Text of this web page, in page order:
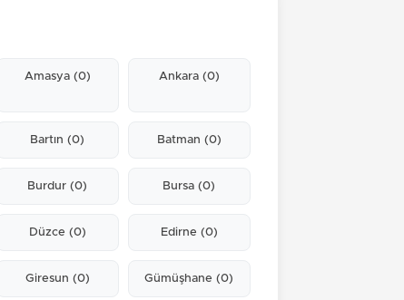
Amasya (0) Ankara (0)
Bartın(0) Batman (0)
Burdur(0) Bursa(0)
Düzce (0) Edirne (0)
Giresun (0) Gümüşhane(0)